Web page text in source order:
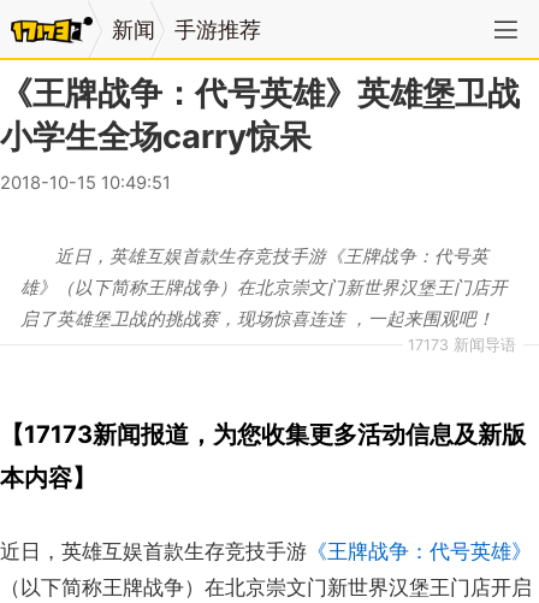
新闻 手游推荐
《王牌战争：代号英雄》英雄堡卫战
小学生全场carry惊呆
2018-10-15 10:49:51
17173 新闻导语
近日，英雄互娱首款生存竞技手游《王牌战争：代号英
雄》（以下简称王牌战争）在北京崇文门新世界汉堡王门店开
启了英雄堡卫战的挑战赛，现场惊喜连连 ，一起来围观吧！
【17173新闻报道，为您收集更多活动信息及新版
本内容】
近日，英雄互娱首款生存竞技手游 《王牌战争：代号英雄》
（以下简称王牌战争）在北京崇文门新世界汉堡王门店开启